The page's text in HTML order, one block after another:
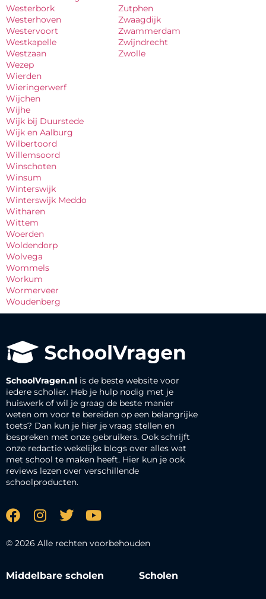
Westerbork
Westerhoven
Westervoort
Westkapelle
Westzaan
Wezep
Wierden
Wieringerwerf
Wijchen
Wijhe
Wijk bij Duurstede
Wijk en Aalburg
Wilbertoord
Willemsoord
Winschoten
Winsum
Winterswijk
Winterswijk Meddo
Witharen
Wittem
Woerden
Woldendorp
Wolvega
Wommels
Workum
Wormerveer
Woudenberg
Zutphen
Zwaagdijk
Zwammerdam
Zwijndrecht
Zwolle
SchoolVragen.nl is de beste website voor
iedere scholier. Heb je hulp nodig met je
huiswerk of wil je graag de beste manier
weten om voor te bereiden op een belangrijke
toets? Dan kun je hier je vraag stellen en
bespreken met onze gebruikers. Ook schrijft
onze redactie wekelijks blogs over alles wat
met school te maken heeft. Hier kun je ook
reviews lezen over verschillende
schoolproducten.
© 2026 Alle rechten voorbehouden
Middelbare scholen Scholen